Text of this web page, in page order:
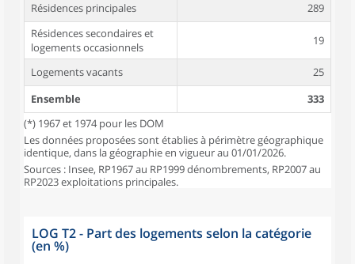
Résidences principales
289
Résidences secondaires et
logements occasionnels
19
Logements vacants
25
Ensemble
333
(*) 1967 et 1974 pour les DOM
Les données proposées sont établies à périmètre géographique
identique, dans la géographie en vigueur au 01/01/2026.
Sources : Insee, RP1967 au RP1999 dénombrements, RP2007 au
RP2023 exploitations principales.
LOG T2 - Part des logements selon la catégorie
(en %)